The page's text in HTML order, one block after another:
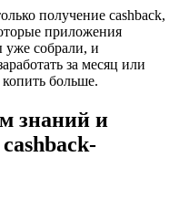
получение cashback,
приложения
уже собрали, и
за месяц или
больше.
знаний и